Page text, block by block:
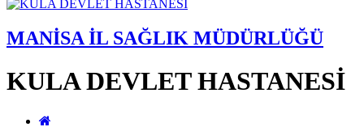
MANİSA İL SAĞLIK MÜDÜRLÜĞÜ
KULA DEVLET HASTANESİ